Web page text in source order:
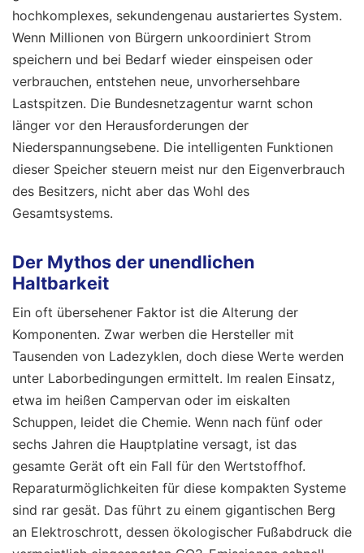
hochkomplexes, sekundengenau austariertes System.
Wenn Millionen von Bürgern unkoordiniert Strom
speichern und bei Bedarf wieder einspeisen oder
verbrauchen, entstehen neue, unvorhersehbare
Lastspitzen. Die Bundesnetzagentur warnt schon
länger vor den Herausforderungen der
Niederspannungsebene. Die intelligenten Funktionen
dieser Speicher steuern meist nur den Eigenverbrauch
des Besitzers, nicht aber das Wohl des
Gesamtsystems.
Der Mythos der unendlichen
Haltbarkeit
Ein oft übersehener Faktor ist die Alterung der
Komponenten. Zwar werben die Hersteller mit
Tausenden von Ladezyklen, doch diese Werte werden
unter Laborbedingungen ermittelt. Im realen Einsatz,
etwa im heißen Campervan oder im eiskalten
Schuppen, leidet die Chemie. Wenn nach fünf oder
sechs Jahren die Hauptplatine versagt, ist das
gesamte Gerät oft ein Fall für den Wertstoffhof.
Reparaturmöglichkeiten für diese kompakten Systeme
sind rar gesät. Das führt zu einem gigantischen Berg
an Elektroschrott, dessen ökologischer Fußabdruck die